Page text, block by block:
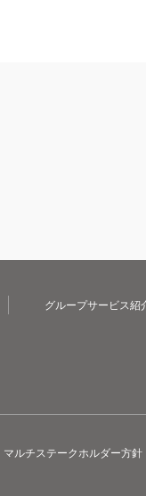
グループサービス紹
マルチステークホルダー方針